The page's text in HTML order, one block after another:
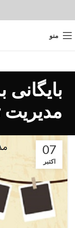
منو
مدیریت
07
اکتبر